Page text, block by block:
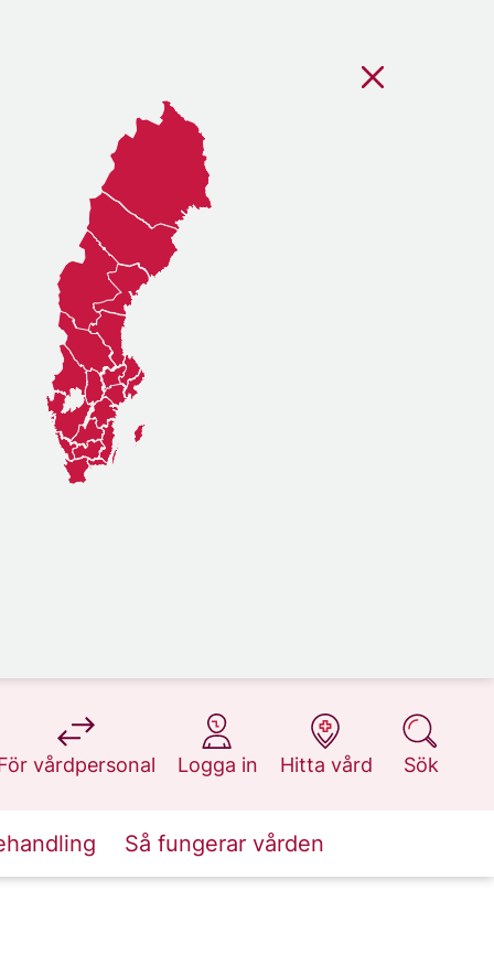
vårdpersonal
på 1177.se
Logga in
på 1177.se
Hitta vård
på 1177.se
Sök
på 1177.se
Så fungerar vården